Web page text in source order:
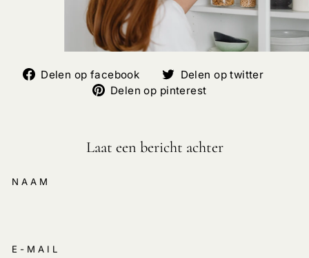
Delen op facebook
Deel
op
Delen op twitter
Delen op pinterest
Laat een bericht achter
NAAM
E-MAIL